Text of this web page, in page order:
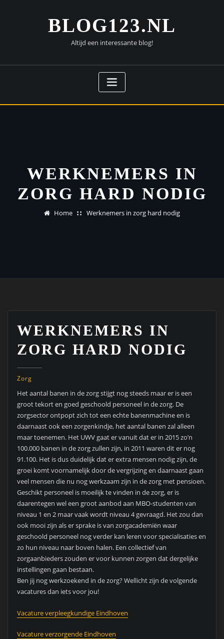
BLOG123.NL
Altijd een interessante blog!
WERKNEMERS IN
ZORG HARD NODIG
Home Werknemers in zorg hard nodig
WERKNEMERS IN
ZORG HARD NODIG
Zorg
Het aantal banen in de zorg stijgt nog steeds maar er is een
groot tekort en goed geschoold personeel in de zorg. De
zorgsector ontpopt zich tot een echte banenmachine en is
daarnaast ook een zorgenkindje, het aantal banen zal alleen
maar toenemen. Het UWV gaat er vanuit dat er in 2015 zo’n
100.000 banen in de zorg zullen zijn, in 2011 waren dit er nog
91.100. Het is dus duidelijk dat er extra mensen nodig zijn, de
groei komt voornamelijk door de vergrijzing en daarnaast gaan
veel mensen die nu nog werkzaam zijn in de zorg met pensioen.
Geschikt personeel is moeilijk te vinden in de zorg, er is
daarentegen wel een groot aanbod aan MBO-studenten van
niveau 1 en 2 maar vaak wordt niveau 4 gevraagd. Het zou dan
ook mooi zijn als er sprake is van zorgacademiën waar
geschoold personeel nog verder kan leren voor specialisaties en
zo hun niveau naar boven halen. Een collectief van
zorgaanbieders zouden er voor kunnen zorgen dat dergelijke
instellingen gaan bestaan.
Ben jij nog werkzoekend in de zorg? Wellicht zijn de volgende
vacatures dan iets voor jou!
Vacature verpleegkundige Eindhoven
Vacature verzorgende Eindhoven